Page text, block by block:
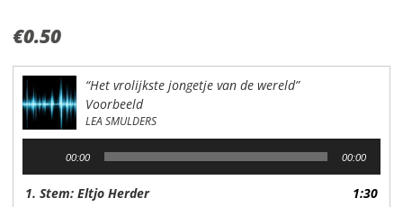
€0.50
“Het vrolijkste jongetje van de wereld”
Voorbeeld
LEA SMULDERS
00:00 00:00
1. Stem: Eltjo Herder 1:30